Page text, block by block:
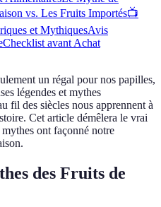
vs. Les Fruits Importés📺
et MythiquesAvis
Checklist avant Achat
un régal pour nos papilles,
légendes et mythes
fil des siècles nous apprennent à
Cet article démêlera le vrai
ont façonné notre
des Fruits de